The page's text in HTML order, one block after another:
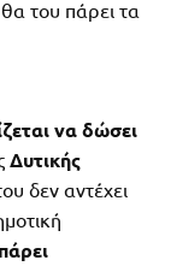
του πάρει τα
να δώσει
Δυτικής
δεν αντέχει